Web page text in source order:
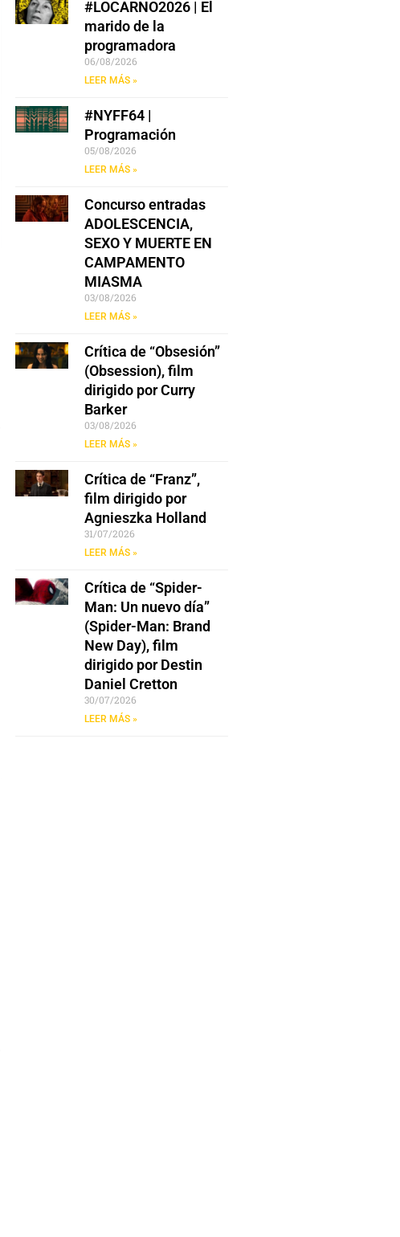
#LOCARNO2026 | El
marido de la
programadora
06/08/2026
LEER MÁS »
#NYFF64 |
Programación
05/08/2026
LEER MÁS »
Concurso entradas
ADOLESCENCIA,
SEXO Y MUERTE EN
CAMPAMENTO
MIASMA
03/08/2026
LEER MÁS »
Crítica de “Obsesión”
(Obsession), film
dirigido por Curry
Barker
03/08/2026
LEER MÁS »
Crítica de “Franz”,
film dirigido por
Agnieszka Holland
31/07/2026
LEER MÁS »
Crítica de “Spider-
Man: Un nuevo día”
(Spider-Man: Brand
New Day), film
dirigido por Destin
Daniel Cretton
30/07/2026
LEER MÁS »